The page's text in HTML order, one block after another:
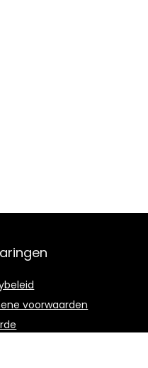
voorwaarden